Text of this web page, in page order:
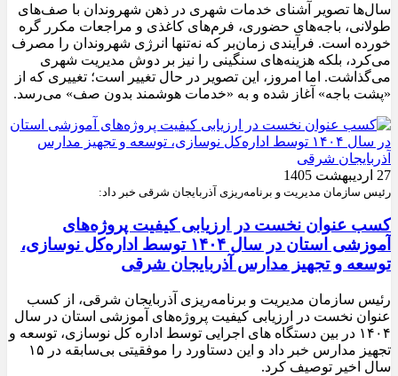
سال‌ها تصویر آشنای خدمات شهری در ذهن شهروندان با صف‌های
طولانی، باجه‌های حضوری، فرم‌های کاغذی و مراجعات مکرر گره
خورده است. فرآیندی زمان‌بر که نه‌تنها انرژی شهروندان را مصرف
می‌کرد، بلکه هزینه‌های سنگینی را نیز بر دوش مدیریت شهری
می‌گذاشت. اما امروز، این تصویر در حال تغییر است؛ تغییری که از
«پشت باجه» آغاز شده و به «خدمات هوشمند بدون صف» می‌رسد.
27 اردیبهشت 1405
رئیس سازمان مدیریت و برنامه‌ریزی آذربایجان شرقی خبر داد:
کسب عنوان نخست در ارزیابی کیفیت پروژه‌های
آموزشی استان در سال ۱۴۰۴ توسط اداره‌کل نوسازی،
توسعه و تجهیز مدارس آذربایجان شرقی
رئیس سازمان مدیریت و برنامه‌ریزی آذربایجان شرقی، از کسب
عنوان نخست در ارزیابی کیفیت پروژه‌های آموزشی استان در سال
۱۴۰۴ در بین دستگاه های اجرایی توسط اداره کل نوسازی، توسعه و
تجهیز مدارس خبر داد و این دستاورد را موفقیتی بی‌سابقه در ۱۵
سال اخیر توصیف کرد.